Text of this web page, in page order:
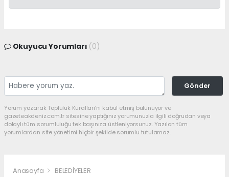
Okuyucu Yorumları (0)
Gönder
Yorum yazarak Topluluk Kuralları’nı kabul etmiş bulunuyor ve
gazeteakdeniz.com.tr sitesine yaptığınız yorumunuzla ilgili doğrudan veya
dolaylı tüm sorumluluğu tek başınıza üstleniyorsunuz. Yazılan tüm
yorumlardan site yönetimi hiçbir şekilde sorumlu tutulamaz.
Anasayfa BELEDİYELER